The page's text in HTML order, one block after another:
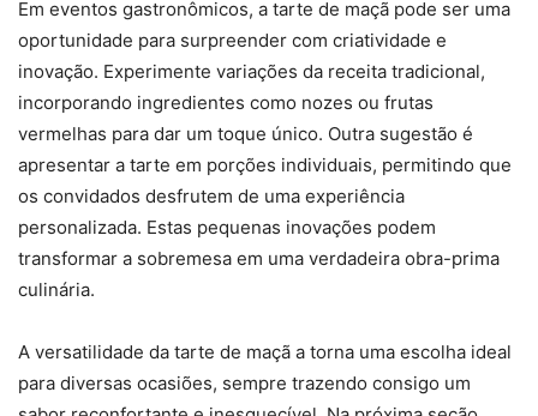
Em eventos gastronômicos, a tarte de maçã pode ser uma
oportunidade para surpreender com criatividade e
inovação. Experimente variações da receita tradicional,
incorporando ingredientes como nozes ou frutas
vermelhas para dar um toque único. Outra sugestão é
apresentar a tarte em porções individuais, permitindo que
os convidados desfrutem de uma experiência
personalizada. Estas pequenas inovações podem
transformar a sobremesa em uma verdadeira obra-prima
culinária.
A versatilidade da tarte de maçã a torna uma escolha ideal
para diversas ocasiões, sempre trazendo consigo um